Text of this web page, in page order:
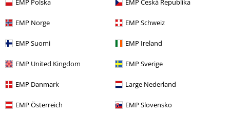
EMP Polska EMP Česká Republika
EMP Norge EMP Schweiz
EMP Suomi EMP Ireland
EMP United Kingdom EMP Sverige
EMP Danmark Large Nederland
EMP Österreich EMP Slovensko
Ajuste
Anchura
Demasiado estrecho
Perfecto
Demasiado corto
Perfecto Demasiado largo
Reseña verificada